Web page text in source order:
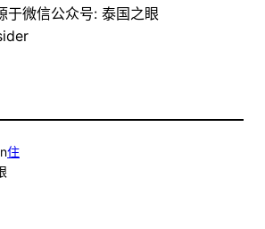
于微信公众号: 泰国之眼
住